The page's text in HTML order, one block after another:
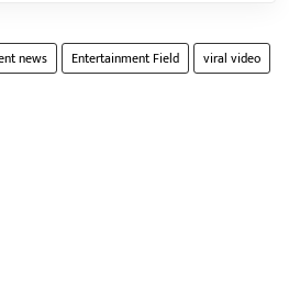
news Entertainment Field
viral video